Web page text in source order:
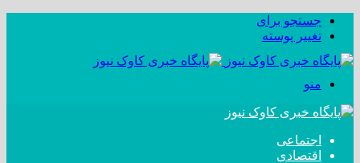
جستجو برای
تغییر پوسته
منو
اجتماعی
اقتصادی